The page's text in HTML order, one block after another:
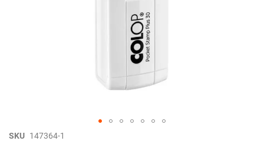
Przejdź
SKU 147364-1